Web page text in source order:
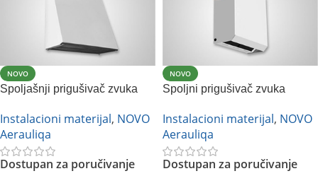
NOVO
Spoljašnji prigušivač zvuka
Instalacioni materijal, NOVO
Aerauliqa
Dostupan za poručivanje
NOVO
Spoljni prigušivač zvuka
Instalacioni materijal, NOVO
Aerauliqa
Dostupan za poručivanje